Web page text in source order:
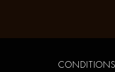
CONDITIONS